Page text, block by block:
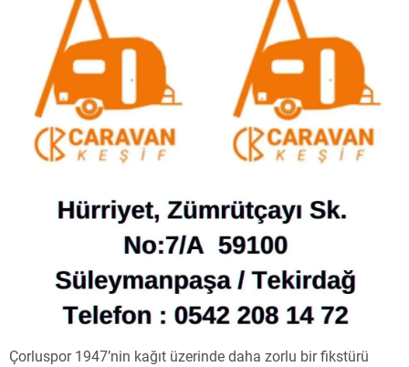
Çorluspor 1947’nin kağıt üzerinde daha zorlu bir fikstürü